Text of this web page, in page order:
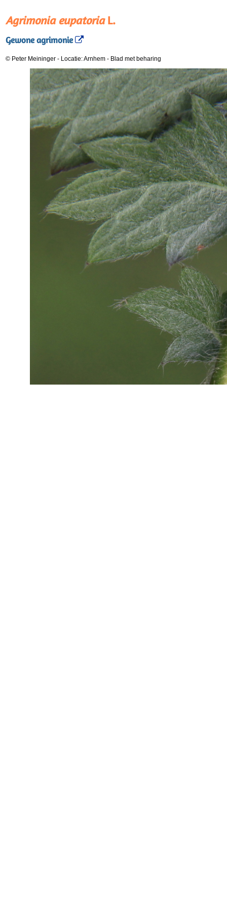
Agrimonia eupatoriaL.
Gewone agrimonie
© Peter Meininger - Locatie: Arnhem - Blad met beharing